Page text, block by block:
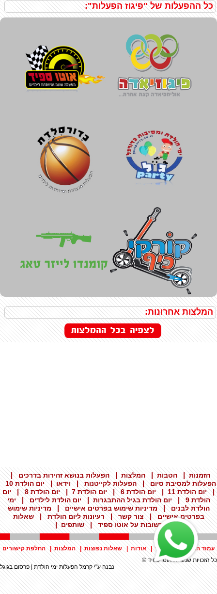
כל ההפעלות של "פיגוז הפעלות":
המלצות אחרונות:
הזמנות|הטבות|המלצות|הפעלות בנושא זהירות בדרכים|
הפעלות למסיבת סיום|הפעלות לקייטנות|וידאו|יום הולדת 10
|יום הולדת 11 |יום הולדת 6 |יום הולדת 7 |יום הולדת 8 |יום
הולדת 9
|יום הולדת בגיל ההתבגרות|יום הולדת לילדים|ימי
הולדת לבנים|מדיניות שימוש בפרטים אישיים|מדיניות שימוש
בפרטים אישיים|צור קשר|רעיונות ליום הולדת|שאלות
ותשובות על אוטו ספיד|שותפים|
עמוד הבית|צור קשר|אודות|שאלות נפוצות|המלצות|החלפת קישורים
כל הזכויות שמורות אוטו ספיד ©
נבנה ע"יקרמל הפעלות ימי הולדת|פרסום בגוגל